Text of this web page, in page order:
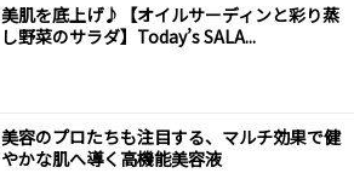
美肌を底上げ♪【オイルサーディンと彩り蒸
し野菜のサラダ】Today’s SALA...
美容のプロたちも注目する、マルチ効果で健
やかな肌へ導く高機能美容液